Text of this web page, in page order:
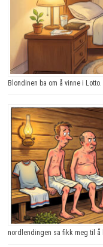
Blondinen ba om å vinne i
nordlendingen sa fikk meg til å